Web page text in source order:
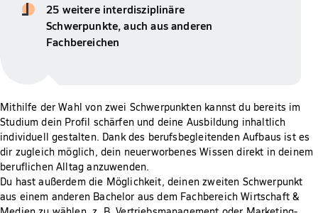
25 weitere interdisziplinäre
Schwerpunkte, auch aus anderen
Fachbereichen
Mithilfe der Wahl von zwei Schwerpunkten kannst du bereits im
Studium dein Profil schärfen und deine Ausbildung inhaltlich
individuell gestalten. Dank des berufsbegleitenden Aufbaus ist es
dir zugleich möglich, dein neuerworbenes Wissen direkt in deinem
beruflichen Alltag anzuwenden.
Du hast außerdem die Möglichkeit, deinen zweiten Schwerpunkt
aus einem anderen Bachelor aus dem Fachbereich Wirtschaft &